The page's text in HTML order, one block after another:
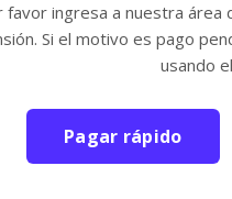
favor ingresa a nuestra área
Si el motivo es pago
usando
Pagar rápido